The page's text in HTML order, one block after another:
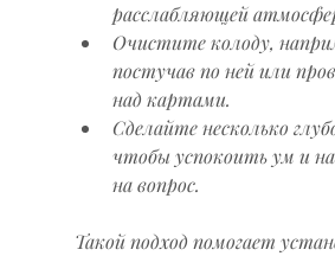
расслабляющей
Очистите колоду,
постучав по ней или
над картами.
Сделайте несколько
чтобы успокоить ум и
на вопрос.
Такой подход помогает